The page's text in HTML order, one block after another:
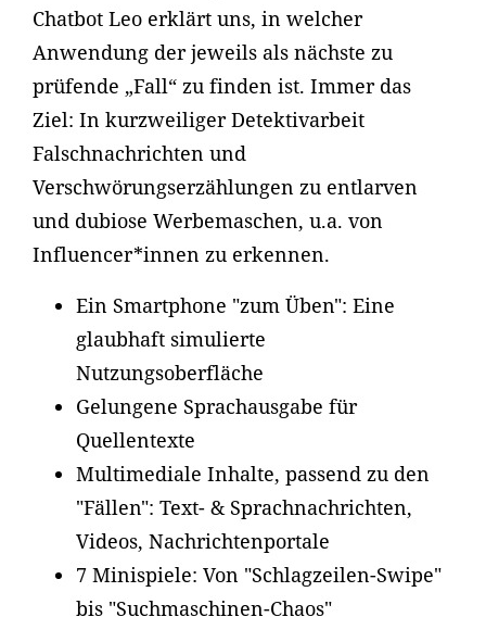
Chatbot Leo erklärt uns, in welcher
Anwendung der jeweils als nächste zu
prüfende „Fall“ zu finden ist. Immer das
Ziel: In kurzweiliger Detektivarbeit
Falschnachrichten und
Verschwörungserzählungen zu entlarven
und dubiose Werbemaschen, u.a. von
Influencer*innen zu erkennen.
Ein Smartphone "zum Üben": Eine
glaubhaft simulierte
Nutzungsoberfläche
Gelungene Sprachausgabe für
Quellentexte
Multimediale Inhalte, passend zu den
"Fällen": Text- & Sprachnachrichten,
Videos, Nachrichtenportale
7 Minispiele: Von "Schlagzeilen-Swipe"
bis "Suchmaschinen-Chaos"